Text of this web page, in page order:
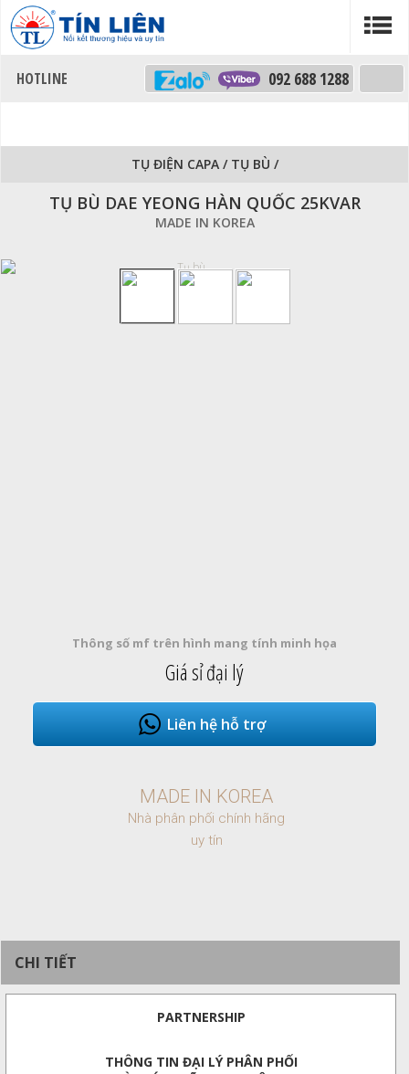
092 688 1288
TỤ ĐIỆN CAPA/ TỤ BÙ /
TỤ BÙ DAE YEONG HÀN QUỐC 25KVAR
MADE IN KOREA
Thông số mf trên hình mang tính minh họa
Giá sỉ đại lý
Liên hệ hỗ trợ
MADE IN KOREA
Nhà phân phối chính hãng
uy tín
CHI TIẾT
PARTNERSHIP
THÔNG TIN ĐẠI LÝ PHÂN PHỐI